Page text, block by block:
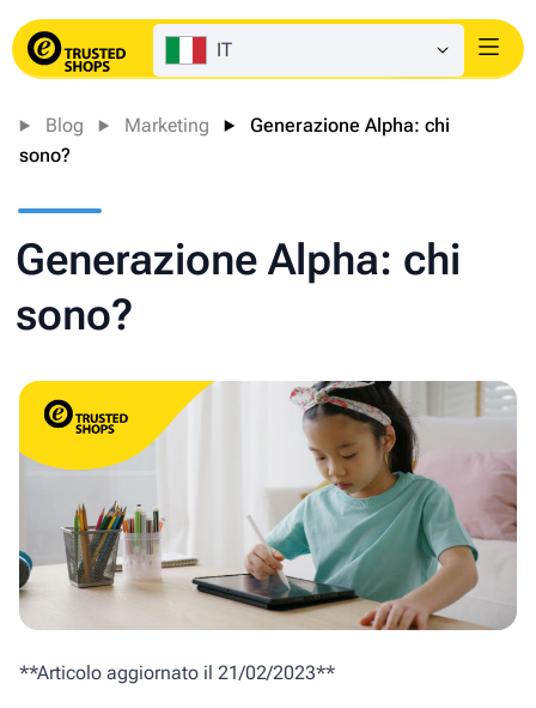
IT Login
Blog Marketing
Generazione Alpha: chi
sono?
Generazione Alpha: chi
sono?
**Articolo aggiornato il 21/02/2023**